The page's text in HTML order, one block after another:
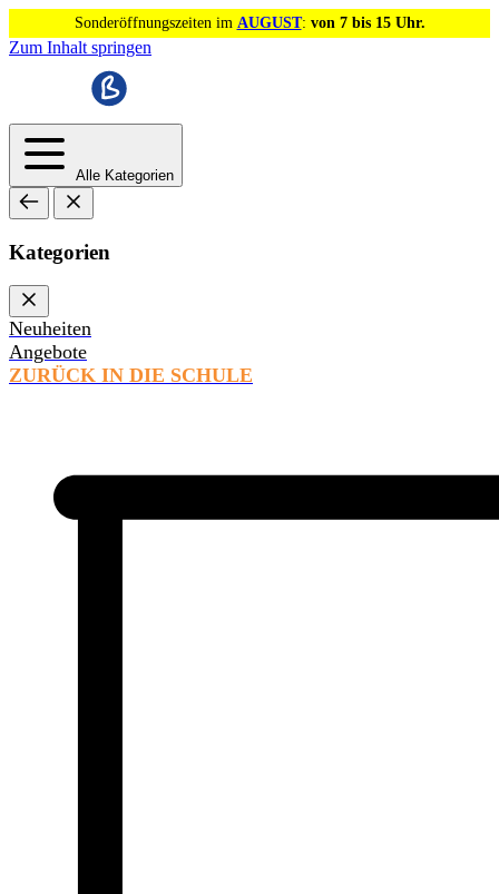
Sonderöffnungszeiten im AUGUST: von 7 bis 15 Uhr.
Zum Inhalt springen
Alle Kategorien
Kategorien
Neuheiten
Angebote
ZURÜCK IN DIE SCHULE